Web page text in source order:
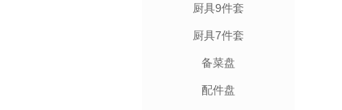
厨具9件套
厨具7件套
备菜盘
配件盘